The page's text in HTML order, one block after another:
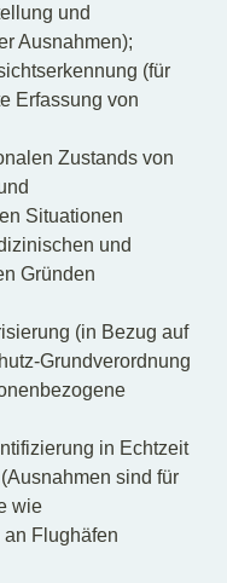
und
Ausnahmen);
(für
Erfassung von
Zustands von
Situationen
und
Gründen
(in Bezug auf
Grundverordnung
in Echtzeit
sind für
wie
Flughäfen